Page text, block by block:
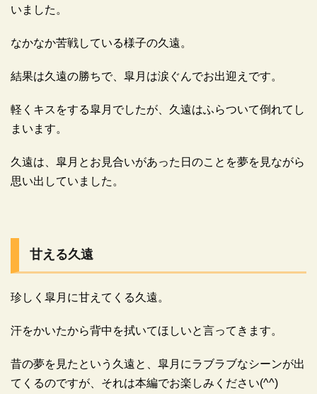
いました。
なかなか苦戦している様子の久遠。
結果は久遠の勝ちで、皐月は涙ぐんでお出迎えです。
軽くキスをする皐月でしたが、久遠はふらついて倒れてし
まいます。
久遠は、皐月とお見合いがあった日のことを夢を見ながら
思い出していました。
甘える久遠
珍しく皐月に甘えてくる久遠。
汗をかいたから背中を拭いてほしいと言ってきます。
昔の夢を見たという久遠と、皐月にラブラブなシーンが出
てくるのですが、それは本編でお楽しみください(^^)